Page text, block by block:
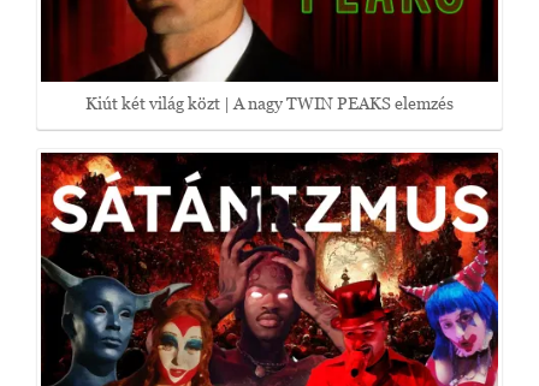
Kiút két világ közt | A nagy TWIN PEAKS elemzés